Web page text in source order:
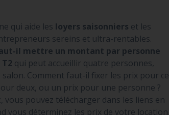
qui aide les loyers saisonniers et les
sereins et ultra-rentables.
il mettre un montant par personne
T2 qui peut accueillir quatre personnes,
Comment faut-il fixer les prix pour ce
deux, ou un prix pour une personne ?
vous pouvez télécharger dans les liens en
vous déterminez les prix de votre location